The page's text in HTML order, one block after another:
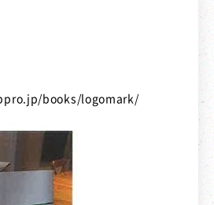
books/logomark/